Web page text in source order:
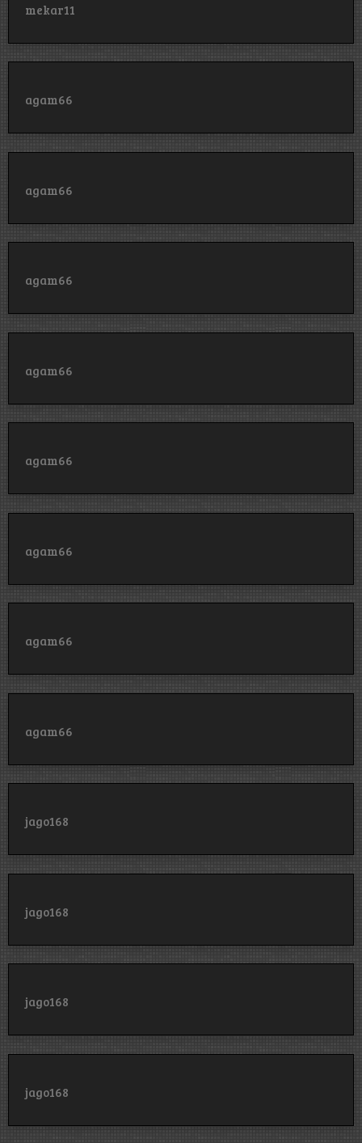
mekar11
agam66
agam66
agam66
agam66
agam66
agam66
agam66
agam66
jago168
jago168
jago168
jago168